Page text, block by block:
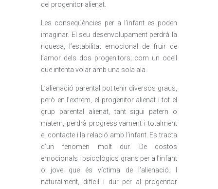
del progenitor alienat.
Les conseqüències per a l’infant es poden
imaginar. El seu desenvolupament perdrà la
riquesa, l’estabilitat emocional de fruir de
l’amor dels dos progenitors; com un ocell
que intenta volar amb una sola ala.
L’alienació parental pot tenir diversos graus,
però en l’extrem, el progenitor alienat i tot el
grup parental alienat, tant sigui patern o
matern, perdrà progressivament i totalment
el contacte i la relació amb l’infant. Es tracta
d’un fenomen molt dur. De costos
emocionals i psicològics grans per a l’infant
o jove que és víctima de l’alienació. I
naturalment, difícil i dur per al progenitor